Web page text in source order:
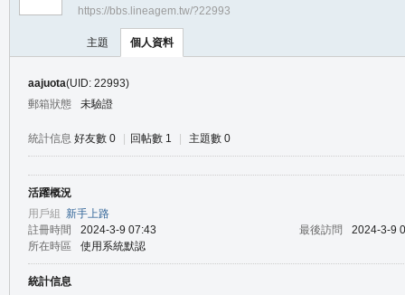
https://bbs.lineagem.tw/?22993
主題 個人資料
aajuota(UID: 22993)
郵箱狀態
未驗證
統計信息 好友數 0 回帖數 1 主題數 0
活躍概況
用戶組 新手上路
註冊時間
2024-3-9 07:43 最後訪問
2024-3-9
所在時區
使用系統默認
統計信息